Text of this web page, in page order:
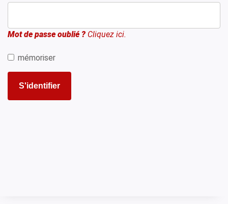
Mot de passe oublié ? Cliquez ici.
mémoriser
S'identifier